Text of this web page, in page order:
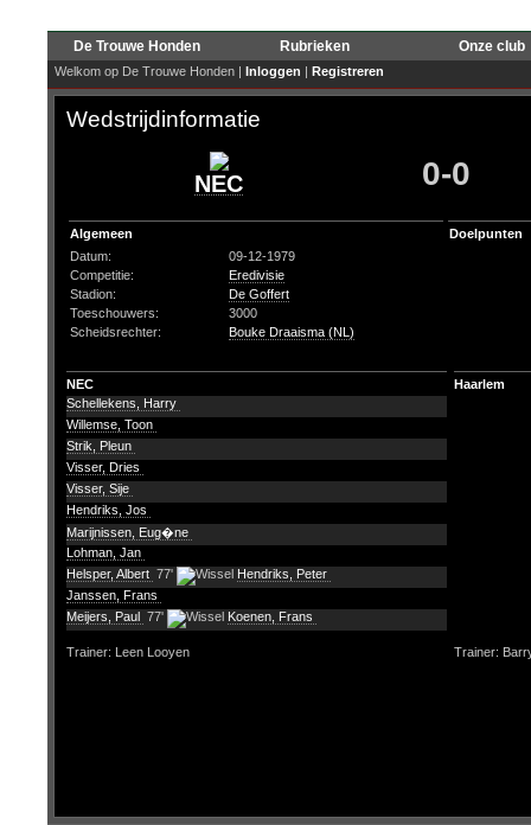
De Trouwe Honden Rubrieken Onze club
Welkom op De Trouwe Honden | Inloggen | Registreren
Wedstrijdinformatie
NEC 0-0
Algemeen
Datum:
09-12-1979
Competitie:
Eredivisie
Stadion:
De Goffert
Toeschouwers:
3000
Scheidsrechter:
Bouke Draaisma (NL)
Doelpunten
NEC
Haarlem
Schellekens, Harry
Willemse, Toon
Strik, Pleun
Visser, Dries
Visser, Sije
Hendriks, Jos
Marijnissen, Eug�ne
Lohman, Jan
Helsper, Albert 77'
Hendriks, Peter
Janssen, Frans
Meijers, Paul 77' Koenen, Frans
Trainer: Leen Looyen Trainer: